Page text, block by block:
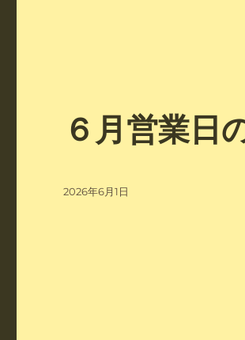
６月営業日
投
2026年6月1日